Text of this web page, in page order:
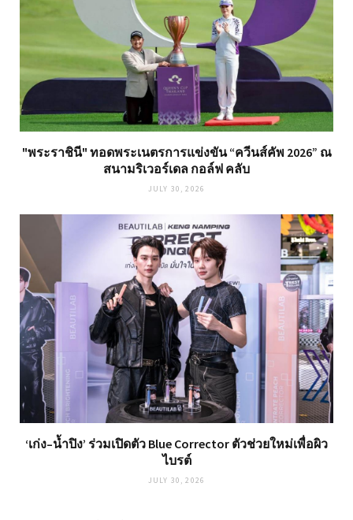
"พระราชินี" ทอดพระเนตรการแข่งขัน “ควีนส์คัพ 2026” ณ
สนามริเวอร์เดล กอล์ฟ คลับ
JULY 30, 2026
‘เก่ง–น้ำปิง’ ร่วมเปิดตัว Blue Corrector ตัวช่วยใหม่เพื่อผิว
ไบรต์
JULY 30, 2026